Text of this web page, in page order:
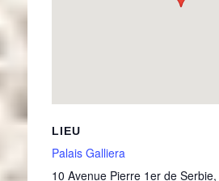
LIEU
Palais Galliera
10 Avenue Pierre 1er de Serbie,